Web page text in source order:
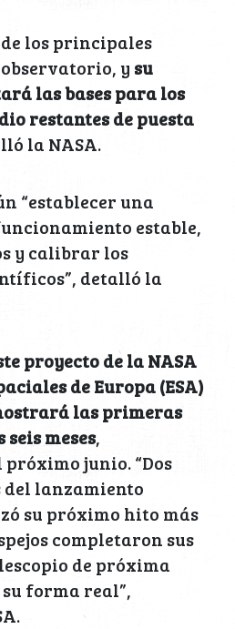
de los principales
y su
las bases para los
restantes de puesta
la NASA.
“establecer una
estable,
y calibrar los
detalló la
proyecto de la NASA
de Europa (ESA)
las primeras
seis meses,
junio. “Dos
del lanzamiento
su próximo hito más
completaron sus
de próxima
forma real”,